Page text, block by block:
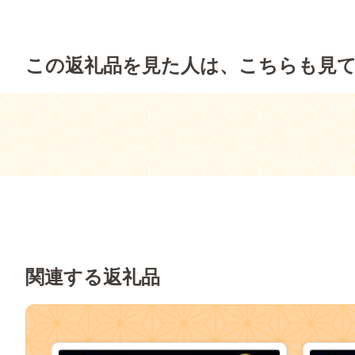
この返礼品を見た人は、こちらも見
関連する返礼品